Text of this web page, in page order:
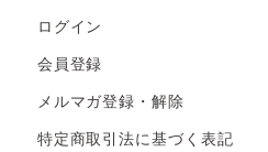
ログイン
会員登録
メルマガ登録・解除
特定商取引法に基づく表記